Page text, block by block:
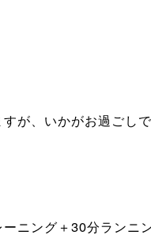
が、いかがお過ごし
ニング＋30分ランニ